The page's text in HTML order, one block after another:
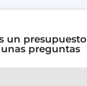
un presupuesto
preguntas